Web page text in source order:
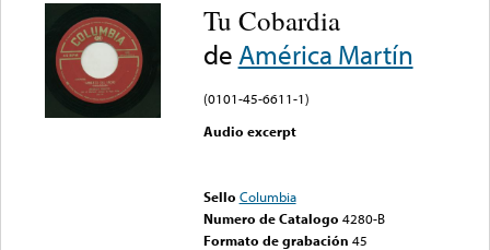
Tu Cobardia
de América Martín
(0101-45-6611-1)
Audio excerpt
Sello Columbia
Numero de Catalogo 4280-B
Formato de grabación 45